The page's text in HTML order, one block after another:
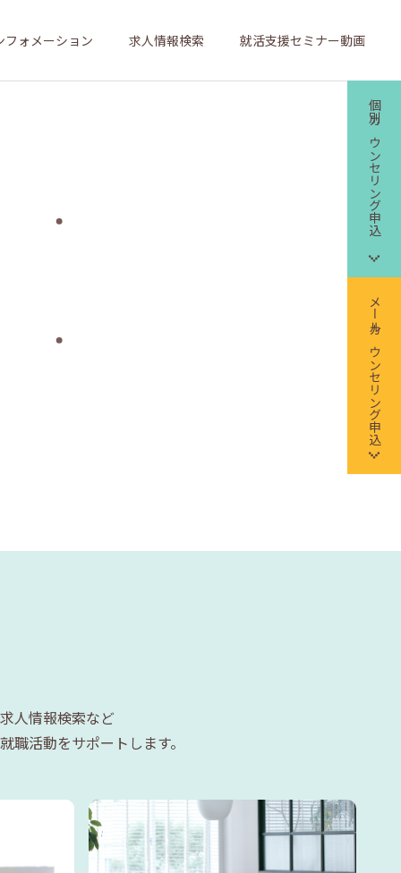
フォメーション 求人情報検索 就活支援セミナー動画
個別カウンセリング申込
メールカウンセリング申込
人情報検索など
活動をサポートします。